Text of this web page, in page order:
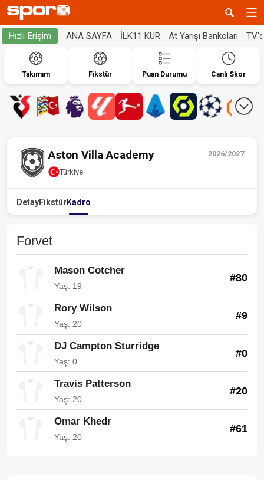
Hızlı Erişim ANA SAYFA İLK11 KUR At Yarışı Bankoları
Takımım Fikstür Puan Durumu Canlı Skor
2026/2027
Aston Villa Academy
Türkiye
DetayFikstür Kadro
Forvet
Mason Cotcher
Yaş: 19
#80
Rory Wilson
Yaş: 20
#9
DJ Campton Sturridge
Yaş: 0
#0
Travis Patterson
Yaş: 20
#20
Omar Khedr
Yaş: 20
#61